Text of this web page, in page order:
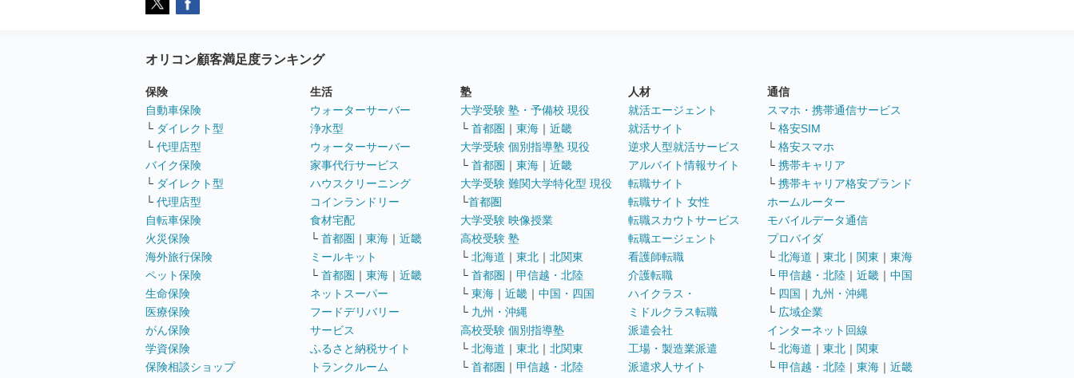
オリコン顧客満足度ランキング
保険
自動車保険
└ ダイレクト型
└ 代理店型
バイク保険
└ ダイレクト型
└ 代理店型
自転車保険
火災保険
海外旅行保険
ペット保険
生命保険
医療保険
がん保険
学資保険
保険相談ショップ
生活
ウォーターサーバー
浄水型
ウォーターサーバー
家事代行サービス
ハウスクリーニング
コインランドリー
食材宅配
└ 首都圏 ｜ 東海 ｜ 近畿
ミールキット
└ 首都圏 ｜ 東海 ｜ 近畿
ネットスーパー
フードデリバリー
サービス
ふるさと納税サイト
トランクルーム
塾
大学受験 塾・予備校 現役
└ 首都圏 ｜ 東海 ｜ 近畿
大学受験 個別指導塾 現役
└ 首都圏 ｜ 東海 ｜ 近畿
大学受験 難関大学特化型 現役
└首都圏
大学受験 映像授業
高校受験 塾
└ 北海道 ｜ 東北 ｜ 北関東
└ 首都圏 ｜ 甲信越・北陸
└ 東海 ｜ 近畿 ｜ 中国・四国
└ 九州・沖縄
高校受験 個別指導塾
└ 北海道 ｜ 東北 ｜ 北関東
└ 首都圏 ｜ 甲信越・北陸
人材
就活エージェント
就活サイト
逆求人型就活サービス
アルバイト情報サイト
転職サイト
転職サイト 女性
転職スカウトサービス
転職エージェント
看護師転職
介護転職
ハイクラス・
ミドルクラス転職
派遣会社
工場・製造業派遣
派遣求人サイト
通信
スマホ・携帯通信サービス
└ 格安SIM
└ 格安スマホ
└ 携帯キャリア
└ 携帯キャリア格安ブランド
ホームルーター
モバイルデータ通信
プロバイダ
└ 北海道 ｜ 東北 ｜ 関東 ｜ 東海
└ 甲信越・北陸 ｜ 近畿 ｜ 中国
└ 四国 ｜ 九州・沖縄
└ 広域企業
インターネット回線
└ 北海道 ｜ 東北 ｜ 関東
└ 甲信越・北陸 ｜ 東海 ｜ 近畿